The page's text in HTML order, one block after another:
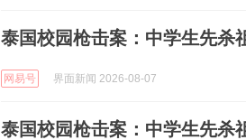
泰国校园枪击案：中学生先杀
网易号 界面新闻 2026-08-07
泰国校园枪击案：中学生先杀